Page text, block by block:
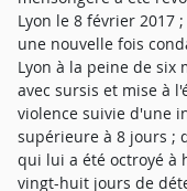
Lyon le 8 février 2017
une nouvelle fois
Lyon à la peine de
avec sursis et mise à
violence suivie d'une
supérieure à 8 jours ;
qui lui a été octroyé à
vingt-huit jours de